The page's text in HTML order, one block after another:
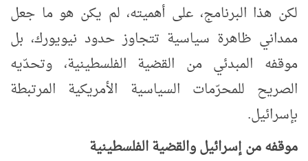
لكن هذا البرنامج، على أهميته، لم يكن هو ما جعل
ممداني ظاهرة سياسية تتجاوز حدود نيويورك، بل
موقفه المبدئي من القضية الفلسطينية، وتحدّيه
الصريح للمحرّمات السياسية الأمريكية المرتبطة
بإسرائيل.
موقفه من إسرائيل والقضية الفلسطينية